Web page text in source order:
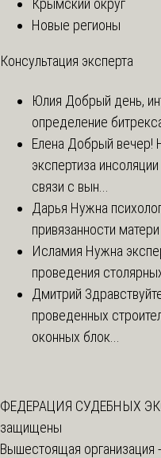
Крымский округ
Новые регионы
Консультация эксперта
Юлия Добрый день,
определение
Елена Добрый вечер!
экспертиза
связи с вын...
Дарья Нужна
привязанности
Исламия Нужна
проведения
Дмитрий
проведенных
оконных блок...
ФЕДЕРАЦИЯ СУДЕБНЫХ
защищены
Вышестоящая организация -